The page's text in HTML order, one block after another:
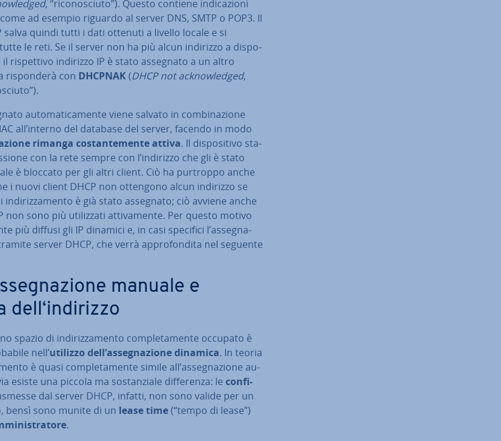
, “ri­co­no­sciu­to”). Questo contiene in­di­ca­zio­ni
ad esempio riguardo al server DNS, SMTP o POP3. Il
salva quindi tutti i dati ottenuti a livello locale e si
le reti. Se il server non ha più alcun indirizzo a di­spo­
il ri­spet­ti­vo indirizzo IP è stato assegnato a un altro
ri­spon­de­rà con DHCPNAK(DHCP not ac­k­no­w­led­ged,
au­to­ma­ti­ca­men­te viene salvato in com­bi­na­zio­ne
all’interno del database del server, facendo in modo
rimanga co­stan­te­men­te attiva. Il di­spo­si­ti­vo sta­
con la rete sempre con l’indirizzo che gli è stato
è bloccato per gli altri client. Ciò ha purtroppo anche
i nuovi client DHCP non ottengono alcun indirizzo se
in­di­riz­za­men­to è già stato assegnato; ciò avviene anche
non sono più uti­liz­za­ti at­ti­va­men­te. Per questo motivo
più diffusi gli IP dinamici e, in casi specifici l’as­se­gna­
server DHCP, che verrà ap­pro­fon­di­ta nel seguente
manuale e
dell‘indirizzo
spazio di in­di­riz­za­men­to com­ple­ta­men­te occupato è
nell’utilizzo dell’as­se­gna­zio­ne dinamica. In teoria
è quasi com­ple­ta­men­te simile all’as­se­gna­zio­ne au­
esiste una piccola ma so­stan­zia­le dif­fe­ren­za: le con­fi­
dal server DHCP, infatti, non sono valide per un
bensì sono munite di un lease time(“tempo di lease”)
.